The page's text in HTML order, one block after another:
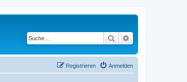
Suche
Anmelden
Registrieren